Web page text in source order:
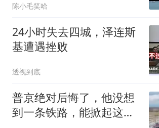
陈小毛笑哈
24小时失去四城，泽连斯
基遭遇挫败
透视到底
普京绝对后悔了，他没想
到一条铁路，能掀起这么